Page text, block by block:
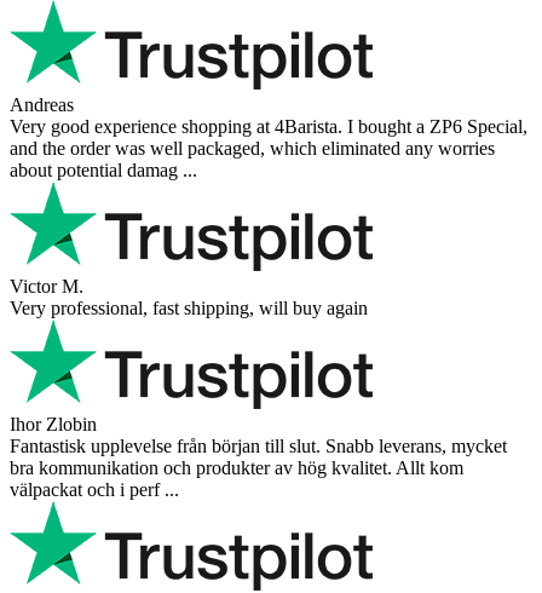
Andreas
Very good experience shopping at 4Barista. I bought a ZP6 Special,
and the order was well packaged, which eliminated any worries
about potential damag ...
Victor M.
Very professional, fast shipping, will buy again
Ihor Zlobin
Fantastisk upplevelse från början till slut. Snabb leverans, mycket
bra kommunikation och produkter av hög kvalitet. Allt kom
välpackat och i perf ...